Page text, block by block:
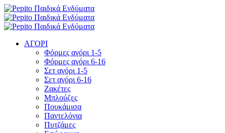
ΑΓΟΡΙ
Φόρμες αγόρι 1-5
Φόρμες αγόρι 6-16
Σετ αγόρι 1-5
Σετ αγόρι 6-16
Ζακέτες
Μπλούζες
Πουκάμισα
Παντελόνια
Πυτζάμες